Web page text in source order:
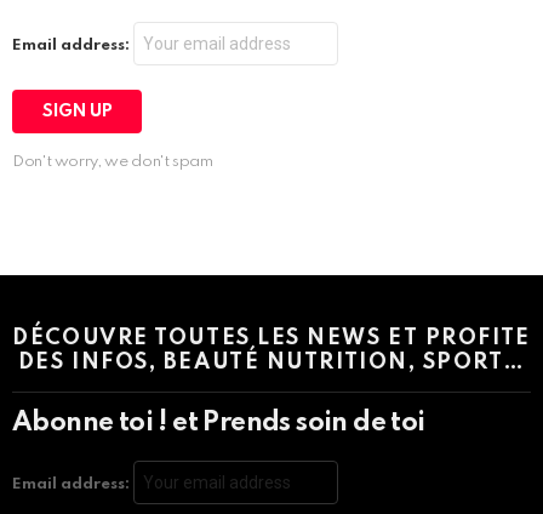
Email address:
Don't worry, we don't spam
DÉCOUVRE TOUTES LES NEWS ET PROFITE
DES INFOS, BEAUTÉ NUTRITION, SPORT…
Abonne toi ! et Prends soin de toi
Email address: